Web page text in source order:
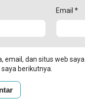
Email *
email, dan situs web
berikutnya.